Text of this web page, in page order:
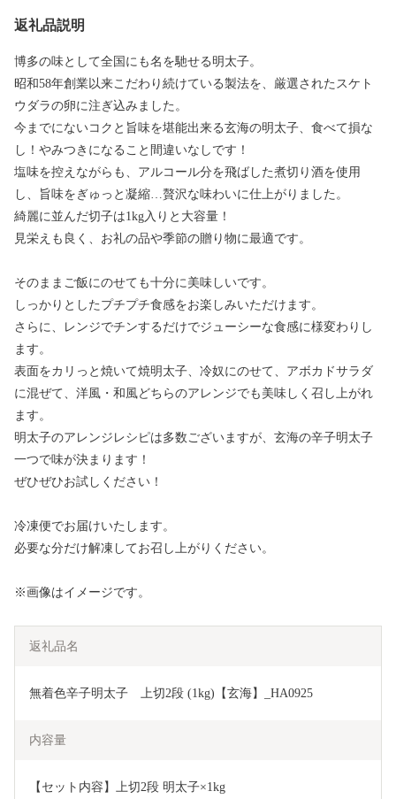
返礼品説明
博多の味として全国にも名を馳せる明太子。
昭和58年創業以来こだわり続けている製法を、厳選されたスケト
ウダラの卵に注ぎ込みました。
今までにないコクと旨味を堪能出来る玄海の明太子、食べて損な
し！やみつきになること間違いなしです！
塩味を控えながらも、アルコール分を飛ばした煮切り酒を使用
し、旨味をぎゅっと凝縮…贅沢な味わいに仕上がりました。
綺麗に並んだ切子は1kg入りと大容量！
見栄えも良く、お礼の品や季節の贈り物に最適です。
そのままご飯にのせても十分に美味しいです。
しっかりとしたプチプチ食感をお楽しみいただけます。
さらに、レンジでチンするだけでジューシーな食感に様変わりし
ます。
表面をカリっと焼いて焼明太子、冷奴にのせて、アボカドサラダ
に混ぜて、洋風・和風どちらのアレンジでも美味しく召し上がれ
ます。
明太子のアレンジレシピは多数ございますが、玄海の辛子明太子
一つで味が決まります！
ぜひぜひお試しください！
冷凍便でお届けいたします。
必要な分だけ解凍してお召し上がりください。
※画像はイメージです。
返礼品名
無着色辛子明太子　上切2段 (1kg)【玄海】_HA0925
内容量
【セット内容】上切2段 明太子×1kg